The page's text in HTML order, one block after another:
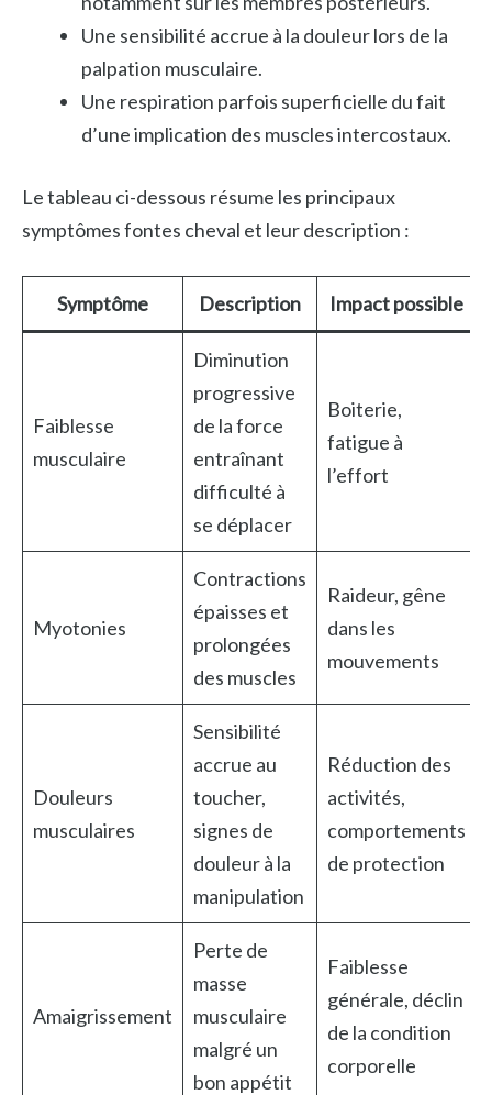
Une sensibilité accrue à la douleur lors de la
palpation musculaire.
Une respiration parfois superficielle du fait
d’une implication des muscles intercostaux.
Le tableau ci-dessous résume les principaux
symptômes fontes cheval et leur description :
Symptôme Description Impact possible
Faiblesse
musculaire
Diminution
progressive
de la force
entraînant
difficulté à
se déplacer
Boiterie,
fatigue à
l’effort
Myotonies
Contractions
épaisses et
prolongées
des muscles
Raideur, gêne
dans les
mouvements
Douleurs
musculaires
Sensibilité
accrue au
toucher,
signes de
douleur à la
manipulation
Réduction des
activités,
comportements
de protection
Amaigrissement
Perte de
masse
musculaire
malgré un
bon appétit
Faiblesse
générale, déclin
de la condition
corporelle